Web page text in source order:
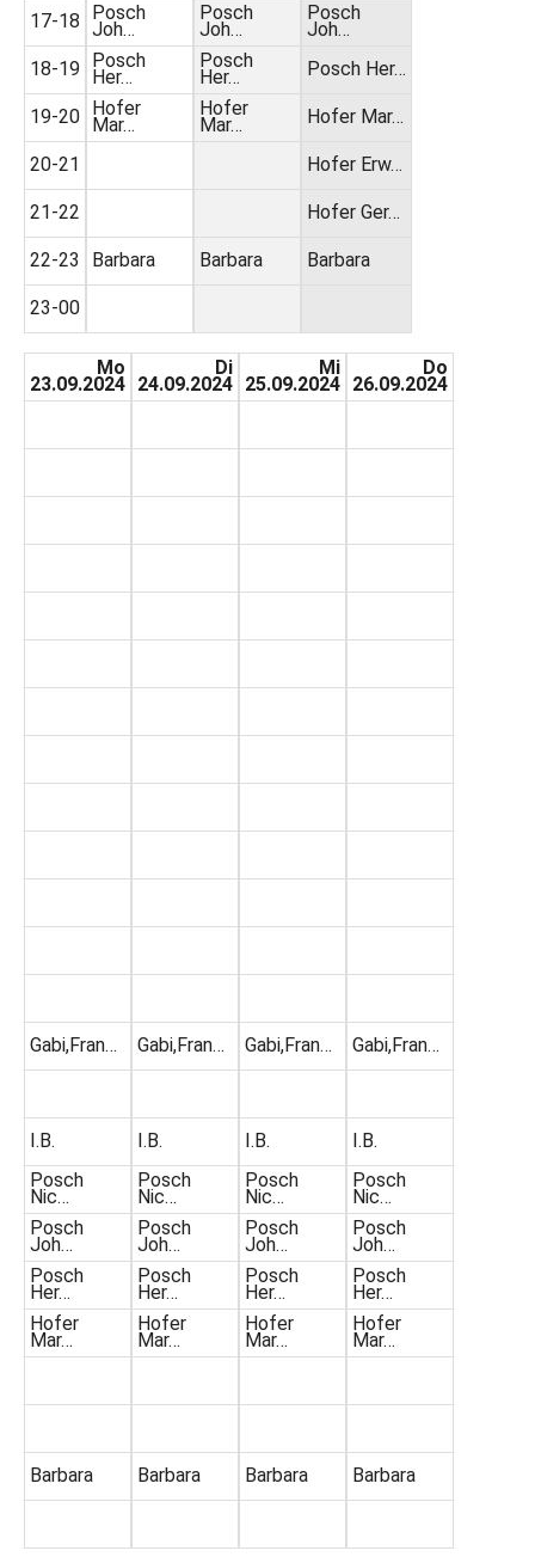
17-18
18-19
19-20
20-21
21-22
22-23
23-00
Posch
Joh…
Posch
Her…
Hofer
Mar…
Barbara
Posch
Joh…
Posch
Her…
Hofer
Mar…
Barbara
Posch
Joh…
Posch Her…
Hofer Mar…
Hofer Erw…
Hofer Ger…
Barbara
Mo
23.09.2024
Gabi,Fran…
I.B.
Posch
Nic…
Posch
Joh…
Posch
Her…
Hofer
Mar…
Barbara
Di
24.09.2024
Gabi,Fran…
I.B.
Posch
Nic…
Posch
Joh…
Posch
Her…
Hofer
Mar…
Barbara
Mi
25.09.2024
Gabi,Fran…
I.B.
Posch
Nic…
Posch
Joh…
Posch
Her…
Hofer
Mar…
Barbara
Do
26.09.2024
Gabi,Fran…
I.B.
Posch
Nic…
Posch
Joh…
Posch
Her…
Hofer
Mar…
Barbara